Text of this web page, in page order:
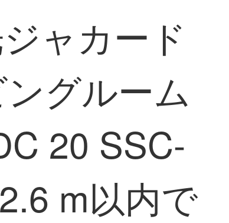
ャカード
グルーム
20 SSC-
m以内で